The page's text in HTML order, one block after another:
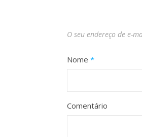
O seu endereço de e-
Nome *
Comentário